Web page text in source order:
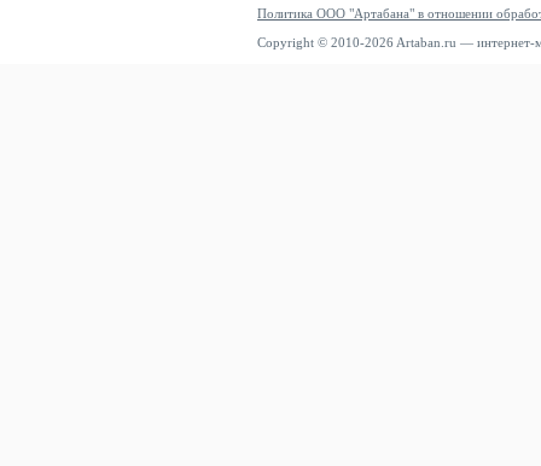
Политика ООО "Артабана" в отношении
Copyright © 2010-2026 Artaban.ru — интернет-